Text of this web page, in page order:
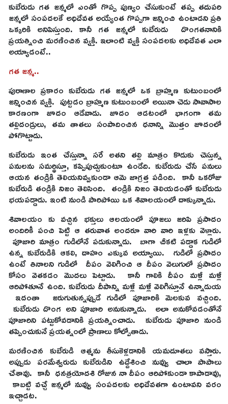
కుబేరుడు గత జన్మలో ఎంతో గొప్ప పుణ్యం చేసుకుంటే తప్ప తదుపరి
జన్మలో సంపదలకే అధిదేవత అయ్యేంత గొప్పగా జన్మించి ఉంటాడని ప్రతి
ఒక్కరికి అనిపిస్తుంది. కానీ గత జన్మలో కుబేరుడు దొంగతనానికి
ప్రయత్నించి మరణించిన వ్యక్తి. ఇలాంటి వ్యక్తి సంపదలకు అధిదేవత ఎలా
అయ్యాడంటే..
గత జన్మ..
పురాణాల ప్రకారం కుబేరుడు గత జన్మలో ఒక బ్రాహ్మణ కుటుంబంలో
జన్మించిన వ్యక్తి. పుట్టడం బ్రాహ్మణ కుటుంబంలో అయినా చెడు సావాసాల
కారణంగా జూదం ఆడేవాడు. జూదం ఆడటంలో భాగంగా తమ
తల్లిదండ్రులు, తమ తాతలు సంపాదించిన ధనాన్ని మొత్తం జూదంలో
పోగొట్టాడు.
కుబేరుడు ఇంత చేస్తున్నా సరే అతని తల్లి మాత్రం కొడుకు చెస్తున్న
పనులను సమర్థిస్తూ, కప్పిపుచ్చుకుంటూ ఉండేది. కుబేరుడు చేసే పనులు
ఆయన తండ్రికి తెలియనివ్వకుండా ఆమె జాగ్రత్త పడింది. కానీ ఒకరోజు
కుబేరుడి తండ్రికి నిజం తెలిసింది. తండ్రికి నిజం తెలియడంతో కుబేరుడు
భయపడ్డాడు. ఇంటి నుండి పారిపోయి ఒక శివాలయంలో దాక్కున్నాడు.
శివాలయం కు వచ్చిన భక్తులు ఆలయంలో పూజలు జరిపి ప్రసాదం
అందిరికీ పంచి పెట్టి ఆ తరువాత అందరూ వారి వారి ఇళ్లకు వెళ్లారు.
పూజారి మాత్రం గుడిలోనే పడుకున్నాడు. బాగా చీకటి పడ్డాక గుడిలో
ఉన్న కుబేరుడికి ఆకలి, దాహం ఎక్కువ అయ్యాయి. గుడిలో ప్రసాదం
ఉంటే తినాలని గుడిలో దీపం వెలిగించి ఆ దీపం వెలుగులో ప్రసాదం
కోసం వెతకడం మొదలు పెట్టాడు. కానీ గాలికి దీపం మళ్లీ మళ్లీ
ఆరిపోతూనే ఉంది. కుబేరుడు దీపాన్ని మళ్లీ మళ్లీ వెలిగిస్తూనే ఉన్నాడుయ
ఇదంతా జరుగుతున్నప్పుడే గుడిలో పూజారికి మెలకువ వచ్చింది.
కుబేరుడు దొంగ అని పూజారి అనుకున్నాడు. అలా అనుకోవడంతోనే
పూజారిని పట్టుకోవడానికి ప్రయత్నించాడు. కుబేరుడు పూజారి నుండి
తప్పించుకునే ప్రయత్నంలో ప్రాణాలు కోల్పోతాడు.
మరణించిన కుబేరుడి ఆత్మను తీసుకెళ్లడానికి యమదూతలు వస్తారు.
అప్పుడు పరమేశ్వరుడు కుబేరుడిని ఉద్దేశించి నువ్వు చాలా పాపాలు
చేశావు. కానీ ధనత్రయోదశి రోజున నా దీపం ఆరిపోకుండా కాపాడావు,
కాబట్టి వచ్చే జన్మలో నువ్వు సంపదలకు అధిదేవతగా ఉంటావని వరం
ఇచ్చాడట.